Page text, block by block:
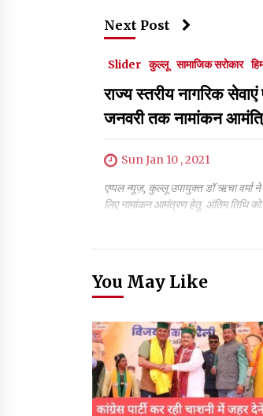
Next Post
Slider कुल्लू सामाजिक सरोकार
राज्य स्तरीय नागरिक
जनवरी तक नामांकन
Sun Jan 10 , 2021
एप्पल न्यूज़, कुल्लू उपायुक्त डॉ ऋचा वर्मा ने
लिए नामांकन आमंत्रण हेतु अंतिम तिथि
You May Like